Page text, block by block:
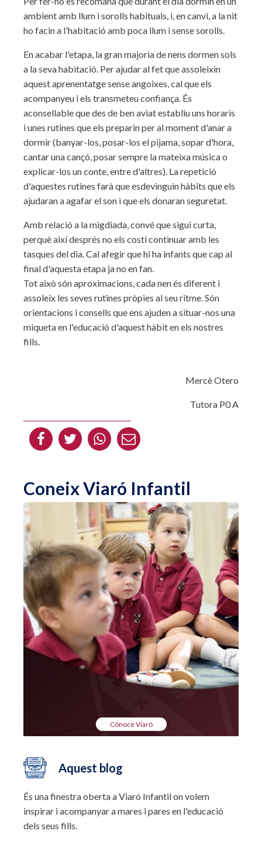
ambient amb llum i sorolls habituals, i, en canvi, a la nit
ho facin a l'habitació amb poca llum i sense sorolls.
En acabar l'etapa, la gran majoria de nens dormen sols
a la seva habitació. Per ajudar al fet que assoleixin
aquest aprenentatge sense angoixes, cal que els
acompanyeu i els transmeteu confiança. És
aconsellable que des de ben aviat establiu uns horaris
i unes rutines que els preparin per al moment d'anar a
dormir (banyar-los, posar-los el pijama, sopar d'hora,
cantar una cançó, posar sempre la mateixa música o
explicar-los un conte, entre d'altres). La repetició
d'aquestes rutines farà que esdevinguin hàbits que els
ajudaran a agafar el son i que els donaran seguretat.
Amb relació a la migdiada, convé que sigui curta,
perquè així després no els costi continuar amb les
tasques del dia. Cal afegir que hi ha infants que cap al
final d'aquesta etapa ja no en fan.
Tot això són aproximacions, cada nen és diferent i
assoleix les seves rutines pròpies al seu ritme. Són
orientacions i consells que ens ajuden a situar-nos una
miqueta en l'educació d'aquest hàbit en els nostres
fills.
Mercè Otero
Tutora P0 A
Coneix Viaró Infantil
Cónoce Viaró
Aquest blog
És una finestra oberta a Viaró Infantil on volem
inspirar i acompanyar a mares i pares en l'educació
dels seus fills.